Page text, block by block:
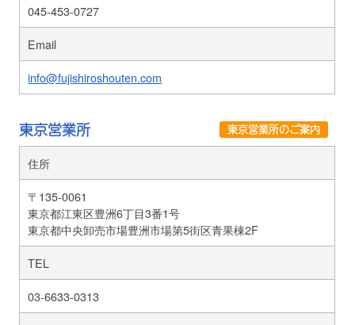
045-453-0727
Email
info@fujishiroshouten.com
東京営業所 東京営業所のご案内
住所
〒135-0061
東京都江東区豊洲6丁目3番1号
東京都中央卸売市場豊洲市場第5街区青果棟2F
TEL
03-6633-0313